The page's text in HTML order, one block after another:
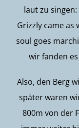
laut zu
Grizzly came as
soul goes
wir fanden
Also, den Berg
später waren
800m von der